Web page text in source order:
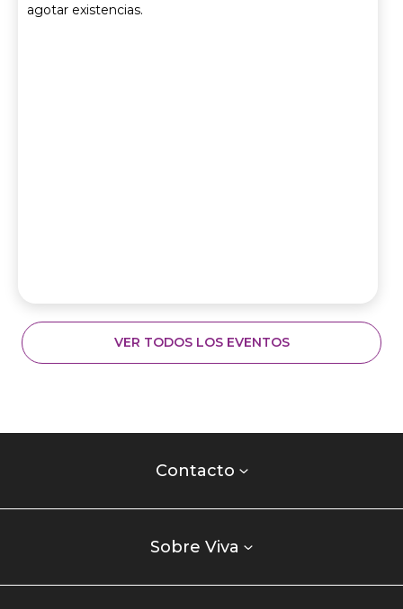
agotar existencias.
VER TODOS LOS EVENTOS
Contacto
Sobre Viva